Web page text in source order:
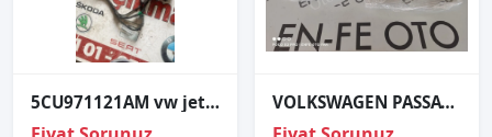
5CU971121AM vw jetta 2014 sağ ön kapı tesisatı VOLKSWAGEN PASSAT B6 SAĞ FAR CAMI SIFIR 2005 2006 2007 2008 2009 2010